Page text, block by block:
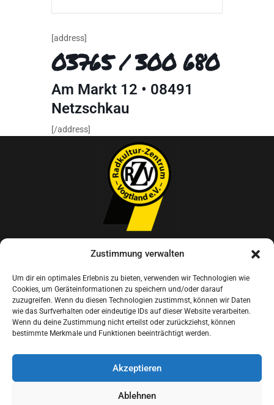
Zustimmung verwalten
Um dir ein optimales Erlebnis zu bieten, verwenden wir Technologien wie
Cookies, um Geräteinformationen zu speichern und/oder darauf
zuzugreifen. Wenn du diesen Technologien zustimmst, können wir Daten
wie das Surfverhalten oder eindeutige IDs auf dieser Website verarbeiten.
Wenn du deine Zustimmung nicht erteilst oder zurückziehst, können
bestimmte Merkmale und Funktionen beeinträchtigt werden.
Akzeptieren
Ablehnen
[address]
03765 / 300 680
Am Markt 12 • 08491
Netzschkau
[/address]
Radkultur-Zentrum Vogtland e.V.
Am Markt 12, 08491 Netzschkau
vogtland@radkulturzentrum.de
(03765) 300 680